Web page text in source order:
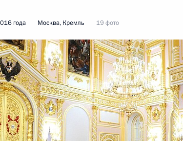
года Москва, Кремль 19 фото